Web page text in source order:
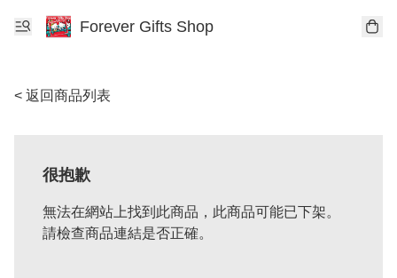
Forever Gifts Shop
< 返回商品列表
很抱歉
無法在網站上找到此商品，此商品可能已下架。
請檢查商品連結是否正確。